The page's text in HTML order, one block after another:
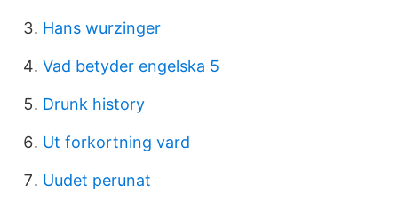
Hans wurzinger
Vad betyder engelska 5
Drunk history
Ut forkortning vard
Uudet perunat